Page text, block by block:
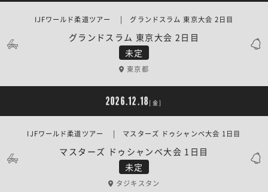
未定
グランドスラム 東京大会 2日目
IJFワールド柔道ツアー | グランドスラム 東京大会 2日目
東京都
2026.12.18 [金]
未定
マスターズ ドゥシャンベ大会 1日目
IJFワールド柔道ツアー | マスターズ ドゥシャンベ大会 1日目
タジキスタン